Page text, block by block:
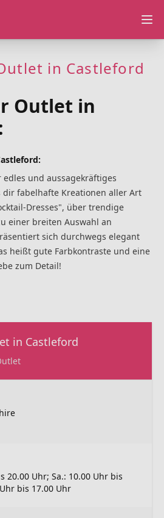
in Castleford
Outlet in
edles und aussagekräftiges
dir fabelhafte Kreationen aller Art
Dresses", über trendige
einer breiten Auswahl an
sich durchwegs elegant
heißt gute Farbkontraste und eine
zum Detail!
in Castleford
20.00 Uhr; Sa.: 10.00 Uhr bis
bis 17.00 Uhr